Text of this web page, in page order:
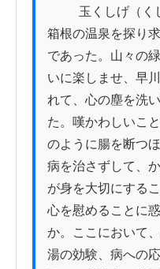
箱根の温泉を探り
であった。山々の
いに楽しませ、早
れて、心の塵を洗
た。嘆かわしいこ
のように腸を断つ
病を治さずして、
が身を大切にする
心を慰めることに
か。ここにおいて
湯の効験、病への